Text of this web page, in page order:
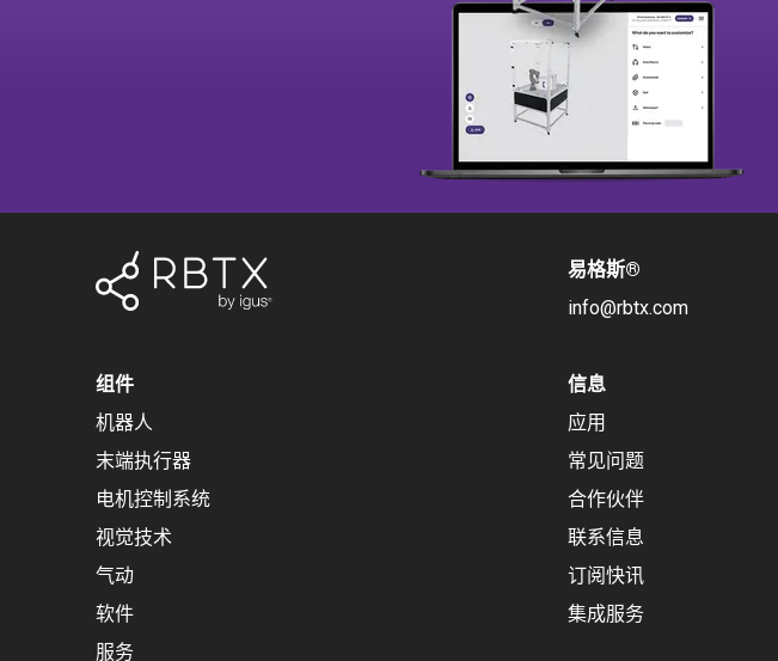
易格斯®
info@rbtx.com
组件
机器人
末端执行器
电机控制系统
视觉技术
气动
软件
服务
信息
应用
常见问题
合作伙伴
联系信息
订阅快讯
集成服务